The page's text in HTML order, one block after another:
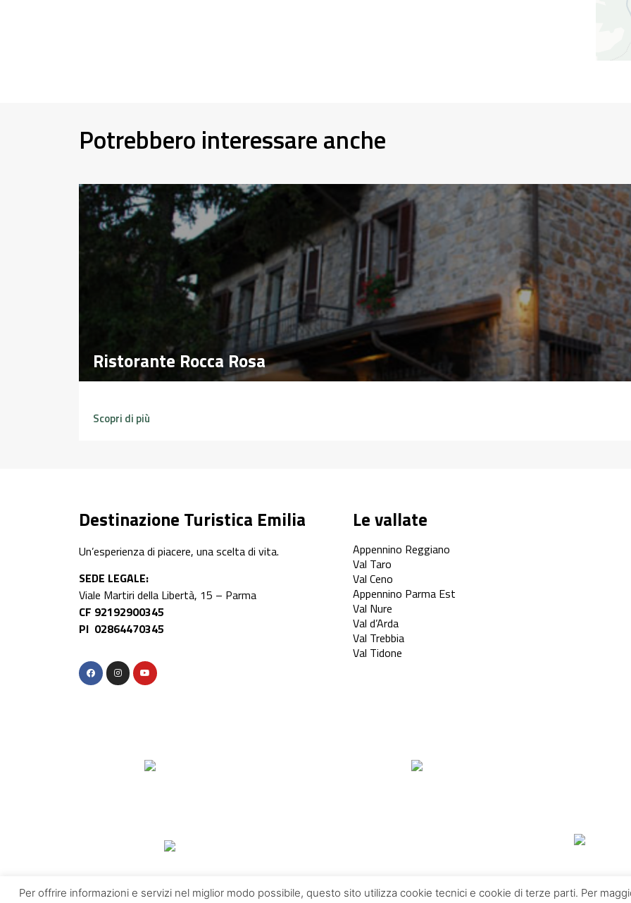
Potrebbero interessare anche
Ristorante Rocca Rosa
Ristorante Rocca Rosa
Scopri di più
Destinazione Turistica Emilia
Un’esperienza di piacere, una scelta di vita.
SEDE LEGALE:
Viale Martiri della Libertà, 15 – Parma
CF 92192900345
PI 02864470345
Le vallate
Appennino Reggiano
Val Taro
Val Ceno
Appennino Parma Est
Val Nure
Val d’Arda
Val Trebbia
Val Tidone
Per offrire informazioni e servizi nel miglior modo possibile, questo sito utilizza cookie tecnici e cookie di terze parti. Per